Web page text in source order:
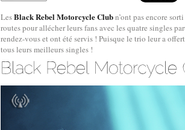
LesBlack Rebel Motorcycle Clubn’ont pas encore
routes pour allécher leurs fans avec les quatre singles
rendez-vous et ont été servis ! Puisque le trio leur a
tous leurs meilleurs singles !